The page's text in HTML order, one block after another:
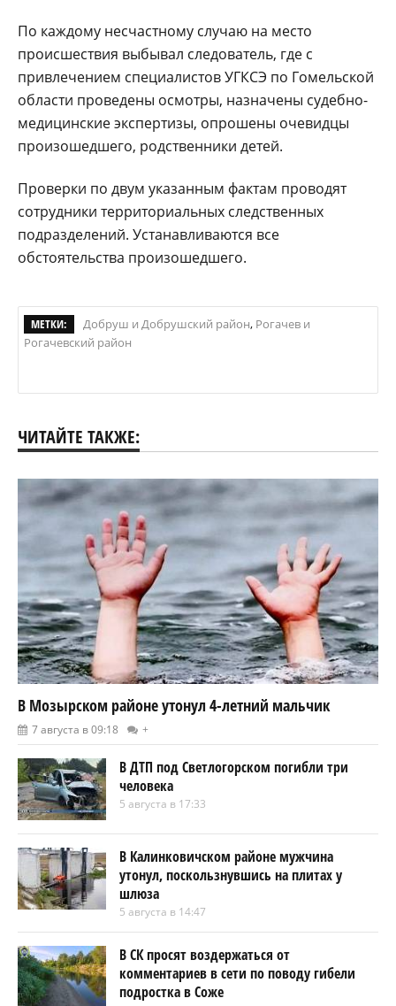
По каждому несчастному случаю на место
происшествия выбывал следователь, где с
привлечением специалистов УГКСЭ по Гомельской
области проведены осмотры, назначены судебно-
медицинские экспертизы, опрошены очевидцы
произошедшего, родственники детей.
Проверки по двум указанным фактам проводят
сотрудники территориальных следственных
подразделений. Устанавливаются все
обстоятельства произошедшего.
МЕТКИ: Добруш и Добрушский район, Рогачев и
Рогачевский район
ЧИТАЙТЕ ТАКЖЕ:
В Мозырском районе утонул 4-летний мальчик
7 августа в 09:18 +
В ДТП под Светлогорском погибли три
человека
5 августа в 17:33
В Калинковичском районе мужчина
утонул, поскользнувшись на плитах у
шлюза
5 августа в 14:47
В СК просят воздержаться от
комментариев в сети по поводу гибели
подростка в Соже